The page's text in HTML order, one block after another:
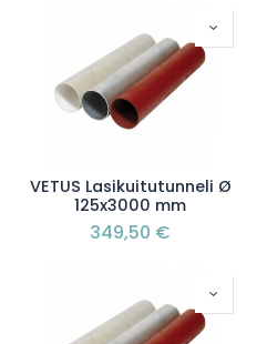
VETUS Lasikuitutunneli Ø
125x3000 mm
349,50 €